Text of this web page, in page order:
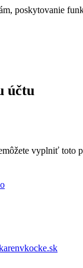
poskytovanie
účtu
vyplniť toto